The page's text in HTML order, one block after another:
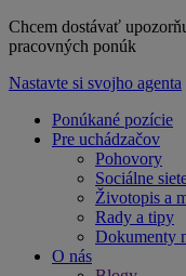
Chcem dostávať
pracovných ponúk
Nastavte si svojho agenta
Ponúkané pozície
Pre uchádzačov
Pohovory
Sociálne
Životopis a
Rady a tipy
Dokumenty
O nás